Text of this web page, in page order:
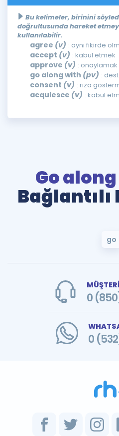
Bu kelimeler, birinini
doğrultusunda hareket
kullanılabilir.
agree (v) : aynı fikirde
accept (v) : kabul etmek
approve (v) : onaylamak
go along with (pv) :
consent (v) : rıza
acquiesce (v) : kabul
Go
go
0
0